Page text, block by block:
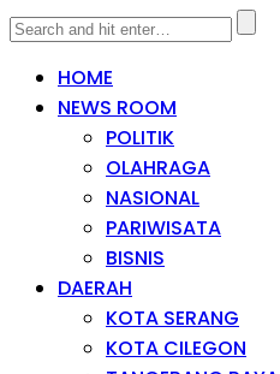
HOME
NEWS ROOM
POLITIK
OLAHRAGA
NASIONAL
PARIWISATA
BISNIS
DAERAH
KOTA SERANG
KOTA CILEGON